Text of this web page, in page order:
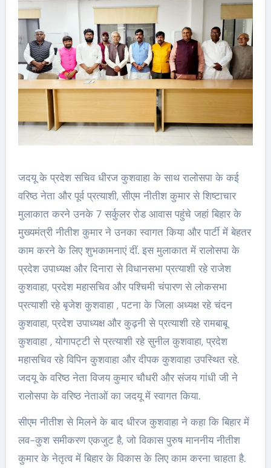
जदयू के प्रदेश सचिव धीरज कुशवाहा के साथ रालोसपा के कई
वरिष्ठ नेता और पूर्व प्रत्याशी, सीएम नीतीश कुमार से शिष्टाचार
मुलाकात करने उनके 7 सर्कुलर रोड आवास पहुंचे जहां बिहार के
मुख्यमंत्री नीतीश कुमार ने उनका स्वागत किया और पार्टी में बेहतर
काम करने के लिए शुभकामनाएं दीं. इस मुलाकात में रालोसपा के
प्रदेश उपाध्यक्ष और दिनारा से विधानसभा प्रत्याशी रहे राजेश
कुशवाहा, प्रदेश महासचिव और पश्चिमी चंपारण से लोकसभा
प्रत्याशी रहे बृजेश कुशवाहा , पटना के जिला अध्यक्ष रहे चंदन
कुशवाहा, प्रदेश उपाध्यक्ष और कुढ़नी से प्रत्याशी रहे रामबाबू
कुशवाहा , योगापट्टी से प्रत्याशी रहे सुनील कुशवाहा, प्रदेश
महासचिव रहे विपिन कुशवाहा और दीपक कुशवाहा उपस्थित रहे.
जदयू के वरिष्ठ नेता विजय कुमार चौधरी और संजय गांधी जी ने
रालोसपा के वरिष्ठ नेताओं का जदयू में स्वागत किया.
सीएम नीतीश से मिलने के बाद धीरज कुशवाहा ने कहा कि बिहार में
लव-कुश समीकरण एकजुट है, जो विकास पुरुष माननीय नीतीश
कुमार के नेतृत्व में बिहार के विकास के लिए काम करना चाहता है.